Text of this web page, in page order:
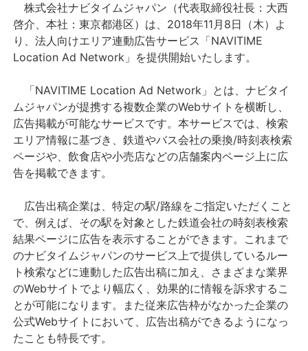
採用情報
English
株式会社ナビタイムジャパン（代表取締役社長：大西
啓介、本社：東京都港区）は、2018年11月8日（木）よ
り、法人向けエリア連動広告サービス「NAVITIME
Location Ad Network」を提供開始いたします。
「NAVITIME Location Ad Network」とは、ナビタイ
ムジャパンが提携する複数企業のWebサイトを横断し、
広告掲載が可能なサービスです。本サービスでは、検索
エリア情報に基づき、鉄道やバス会社の乗換/時刻表検索
ページや、飲食店や小売店などの店舗案内ページ上に広
告を掲載できます。
広告出稿企業は、特定の駅/路線をご指定いただくこと
で、例えば、その駅を対象とした鉄道会社の時刻表検索
結果ページに広告を表示することができます。これまで
のナビタイムジャパンのサービス上で提供しているルー
ト検索などに連動した広告出稿に加え、さまざまな業界
のWebサイトでより幅広く、効果的に情報を訴求するこ
とが可能になります。また従来広告枠がなかった企業の
公式Webサイトにおいて、広告出稿ができるようになっ
たことも特長です。